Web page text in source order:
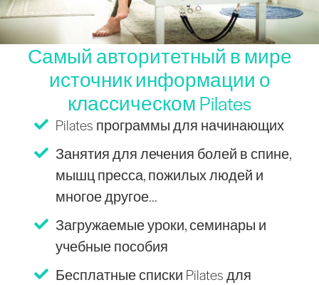
Самый авторитетный в мире
источник информации о
классическом Pilates
Pilates программы для начинающих
Занятия для лечения болей в спине,
мышц пресса, пожилых людей и
многое другое...
Загружаемые уроки, семинары и
учебные пособия
Бесплатные списки Pilates для